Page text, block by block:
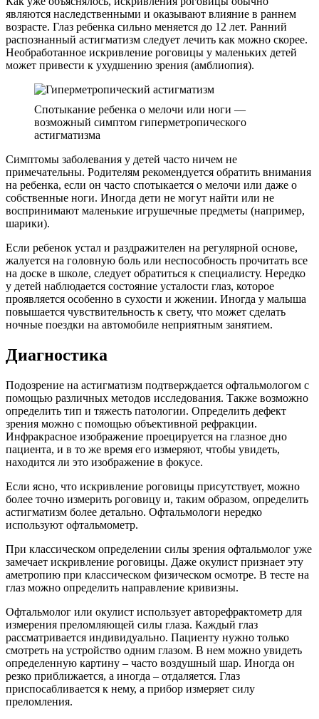
являются наследственными и оказывают влияние в раннем
возрасте. Глаз ребенка сильно меняется до 12 лет. Ранний
распознанный астигматизм следует лечить как можно скорее.
Необработанное искривление роговицы у маленьких детей
может привести к ухудшению зрения (амблиопия).
Спотыкание ребенка о мелочи или ноги —
возможный симптом гиперметропического
астигматизма
Симптомы заболевания у детей часто ничем не
примечательны. Родителям рекомендуется обратить внимания
на ребенка, если он часто спотыкается о мелочи или даже о
собственные ноги. Иногда дети не могут найти или не
воспринимают маленькие игрушечные предметы (например,
шарики).
Если ребенок устал и раздражителен на регулярной основе,
жалуется на головную боль или неспособность прочитать все
на доске в школе, следует обратиться к специалисту. Нередко
у детей наблюдается состояние усталости глаз, которое
проявляется особенно в сухости и жжении. Иногда у малыша
повышается чувствительность к свету, что может сделать
ночные поездки на автомобиле неприятным занятием.
Диагностика
Подозрение на астигматизм подтверждается офтальмологом с
помощью различных методов исследования. Также возможно
определить тип и тяжесть патологии. Определить дефект
зрения можно с помощью объективной рефракции.
Инфракрасное изображение проецируется на глазное дно
пациента, и в то же время его измеряют, чтобы увидеть,
находится ли это изображение в фокусе.
Если ясно, что искривление роговицы присутствует, можно
более точно измерить роговицу и, таким образом, определить
астигматизм более детально. Офтальмологи нередко
используют офтальмометр.
При классическом определении силы зрения офтальмолог уже
замечает искривление роговицы. Даже окулист признает эту
аметропию при классическом физическом осмотре. В тесте на
глаз можно определить направление кривизны.
Офтальмолог или окулист использует авторефрактометр для
измерения преломляющей силы глаза. Каждый глаз
рассматривается индивидуально. Пациенту нужно только
смотреть на устройство одним глазом. В нем можно увидеть
определенную картину – часто воздушный шар. Иногда он
резко приближается, а иногда – отдаляется. Глаз
приспосабливается к нему, а прибор измеряет силу
преломления.